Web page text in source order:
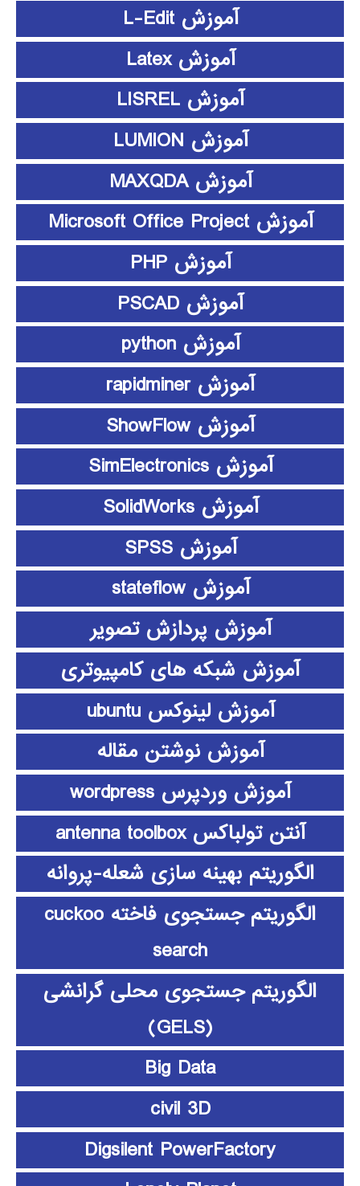
آموزش L-Edit
آموزش Latex
آموزش LISREL
آموزش LUMION
آموزش MAXQDA
آموزش Microsoft Office Project
آموزش PHP
آموزش PSCAD
آموزش python
آموزش rapidminer
آموزش ShowFlow
آموزش SimElectronics
آموزش SolidWorks
آموزش SPSS
آموزش stateflow
آموزش پردازش تصویر
آموزش شبکه های کامپیوتری
آموزش لینوکس ubuntu
آموزش نوشتن مقاله
آموزش وردپرس wordpress
آنتن تولباکس antenna toolbox
الگوریتم بهینه سازی شعله-پروانه
الگوریتم جستجوی فاخته cuckoo
search
الگوریتم جستجوی محلی گرانشی
(GELS)
Big Data
civil 3D
Digsilent PowerFactory